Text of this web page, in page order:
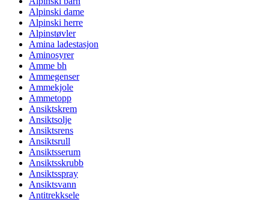
Alpinski dame
Alpinski herre
Alpinstøvler
Amina ladestasjon
Aminosyrer
Amme bh
Ammegenser
Ammekjole
Ammetopp
Ansiktskrem
Ansiktsolje
Ansiktsrens
Ansiktsrull
Ansiktsserum
Ansiktsskrubb
Ansiktsspray
Ansiktsvann
Antitrekksele